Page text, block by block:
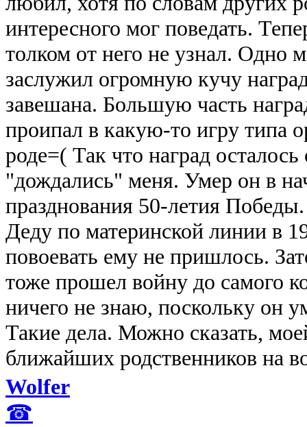
интересного мог поведать.
толком от него не узнал. Одно
заслужил огромную кучу
завешана. Большую часть
проипал в какую-то игру типа
роде=( Так что наград
"дождались" меня. Умер он в
празднования 50-летия Победы.
Деду по материнской линии в
повоевать ему не пришлось.
тоже прошел войну до самого
ничего не знаю, поскольку он
Такие дела. Можно сказать,
ближайших родственников на
Wolfer
☎